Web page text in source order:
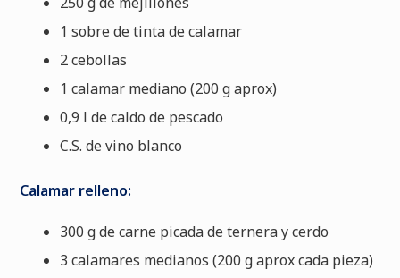
1 sobre de tinta de calamar
2 cebollas
1 calamar mediano (200 g aprox)
0,9 l de caldo de pescado
C.S. de vino blanco
Calamar relleno:
300 g de carne picada de ternera y cerdo
3 calamares medianos (200 g aprox cada pieza)